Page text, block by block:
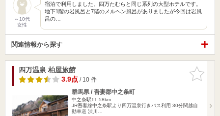
～10代
女性
宿泊で利用しました。四万たむらと同じ系列の大型ホテルです。
地下1階の岩風呂と7階のメルヘン風呂がありましたが今回は岩風
呂の…
関連情報から探す
お気に入
りに追加
四万温泉 柏屋旅館
3.9点/ 10 件
群馬県 / 吾妻郡中之条町
中之条駅11.58km
JR吾妻線中之条駅より四万温泉行きバス利用 30分関越自
動車道 渋川…